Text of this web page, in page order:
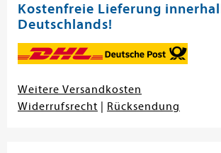
Kostenfreie Lieferung
Deutschlands!
Weitere Versandkosten
Widerrufsrecht
Rücksendung